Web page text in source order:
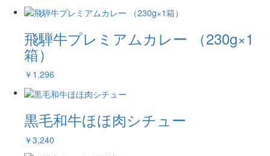
飛騨牛プレミアムカレー （230g×1
箱）
￥1,296
黒毛和牛ほほ肉シチュー
￥3,240